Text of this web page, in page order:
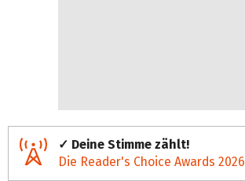
✓ Deine Stimme zählt!
Die Reader's Choice Awards 2026